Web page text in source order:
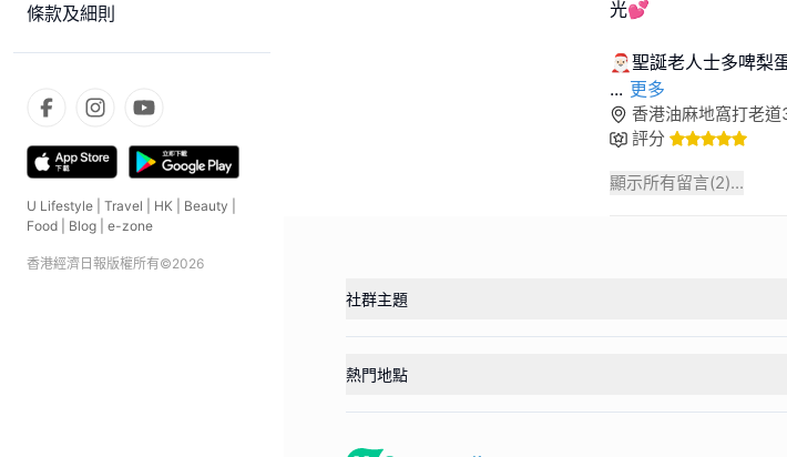
條款及細則
U Lifestyle Travel HK Beauty
Food
Blog e-zone
香港經濟日報版權所有©2026
光💕
... 更多
香港油麻地窩打老道
評分
顯示所有留言(2)...
社群主題
熱門地點